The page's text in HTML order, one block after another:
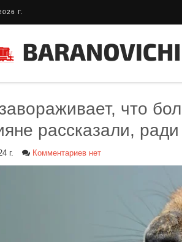
Г.
что
рассказали,
г. Комментариев нет